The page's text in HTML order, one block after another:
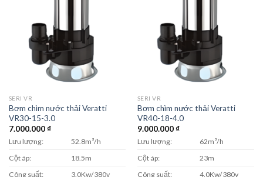
SERI VR
Bơm chìm nước thải Veratti
VR30-15-3.0
7.000.000₫
Lưu lượng:
52.8m³/h
Cột áp:
18.5m
Công suất:
3.0Kw/380v
SERI VR
Bơm chìm nước thải Veratti
VR40-18-4.0
9.000.000₫
Lưu lượng:
62m³/h
Cột áp:
23m
Công suất:
4.0Kw/380v